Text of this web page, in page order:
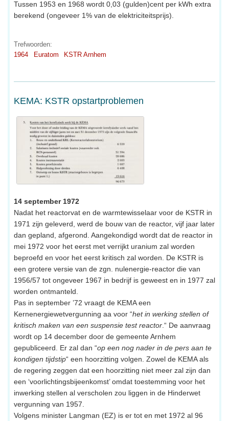
Tussen 1953 en 1968 wordt 0,03 (gulden)cent per kWh extra
berekend (ongeveer 1% van de elektriciteitsprijs).
Trefwoorden:
1964
Euratom KSTR Arnhem
KEMA: KSTR opstartproblemen
14 september 1972
Nadat het reactorvat en de warmtewisselaar voor de KSTR in
1971 zijn geleverd, werd de bouw van de reactor, vijf jaar later
dan gepland, afgerond. Aangekondigd wordt dat de reactor in
mei 1972 voor het eerst met verrijkt uranium zal worden
beproefd en voor het eerst kritisch zal worden. De KSTR is
een grotere versie van de zgn. nulenergie-reactor die van
1956/57 tot ongeveer 1967 in bedrijf is geweest en in 1977 zal
worden ontmanteld.
Pas in september ’72 vraagt de KEMA een
Kernenergiewetvergunning aa voor “het in werking stellen of
kritisch maken van een suspensie test reactor .“ De aanvraag
wordt op 14 december door de gemeente Arnhem
gepubliceerd. Er zal dan “op een nog nader in de pers aan te
kondigen tijdstip“ een hoorzitting volgen. Zowel de KEMA als
de regering zeggen dat een hoorzitting niet meer zal zijn dan
een ‘voorlichtingsbijeenkomst’ omdat toestemming voor het
inwerking stellen al verscholen zou liggen in de Hinderwet
vergunning van 1957.
Volgens minister Langman (EZ) is er tot en met 1972 al 96